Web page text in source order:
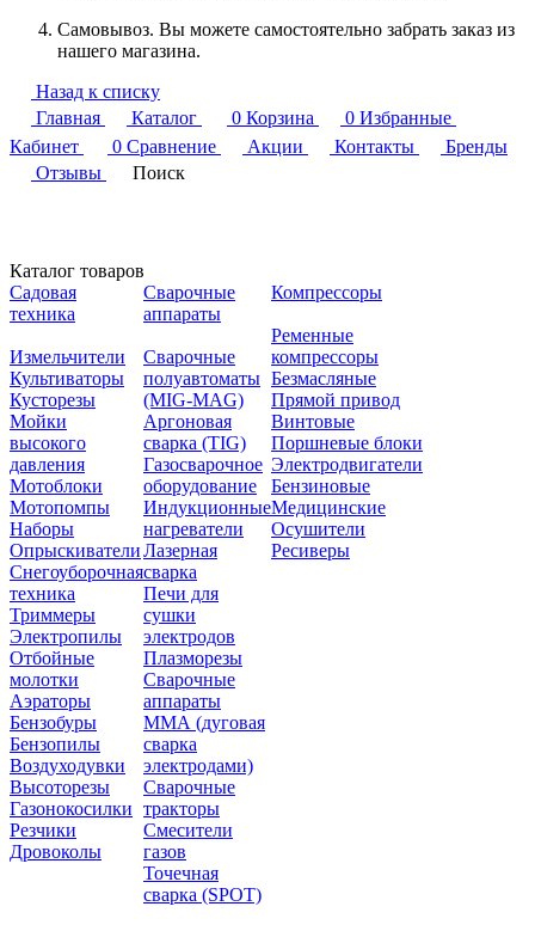
Самовывоз. Вы можете самостоятельно забрать заказ из
нашего магазина.
Назад к списку
Главная
Каталог 0 Корзина 0 Избранные
Кабинет
0 Сравнение Акции Контакты
Бренды
Отзывы
Поиск
Каталог товаров
Садовая
техника
Измельчители
Культиваторы
Кусторезы
Мойки
высокого
давления
Мотоблоки
Мотопомпы
Наборы
Опрыскиватели
Снегоуборочная
техника
Триммеры
Электропилы
Отбойные
молотки
Аэраторы
Бензобуры
Бензопилы
Воздуходувки
Высоторезы
Газонокосилки
Резчики
Дровоколы
Сварочные
аппараты
Сварочные
полуавтоматы
(MIG-MAG)
Аргоновая
сварка (TIG)
Газосварочное
оборудование
Индукционные
нагреватели
Лазерная
сварка
Печи для
сушки
электродов
Плазморезы
Сварочные
аппараты
ММА (дуговая
сварка
электродами)
Сварочные
тракторы
Смесители
газов
Точечная
сварка (SPOT)
Компрессоры
Ременные
компрессоры
Безмасляные
Прямой привод
Винтовые
Поршневые блоки
Электродвигатели
Бензиновые
Медицинские
Осушители
Ресиверы